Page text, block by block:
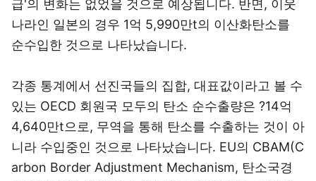
급'의 변화는 없었을 것으로 예상됩니다. 반면, 이웃
나라인 일본의 경우 1억 5,990만t의 이산화탄소를
순수입한 것으로 나타났습니다.
각종 통계에서 선진국들의 집합, 대표값이라고 볼 수
있는 OECD 회원국 모두의 탄소 순수출량은 ?14억
4,640만t으로, 무역을 통해 탄소를 수출하는 것이 아
니라 수입중인 것으로 나타났습니다. EU의 CBAM(C
arbon Border Adjustment Mechanism, 탄소국경